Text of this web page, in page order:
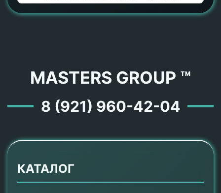
MASTERS GROUP ™
8 (921) 960-42-04
КАТАЛОГ